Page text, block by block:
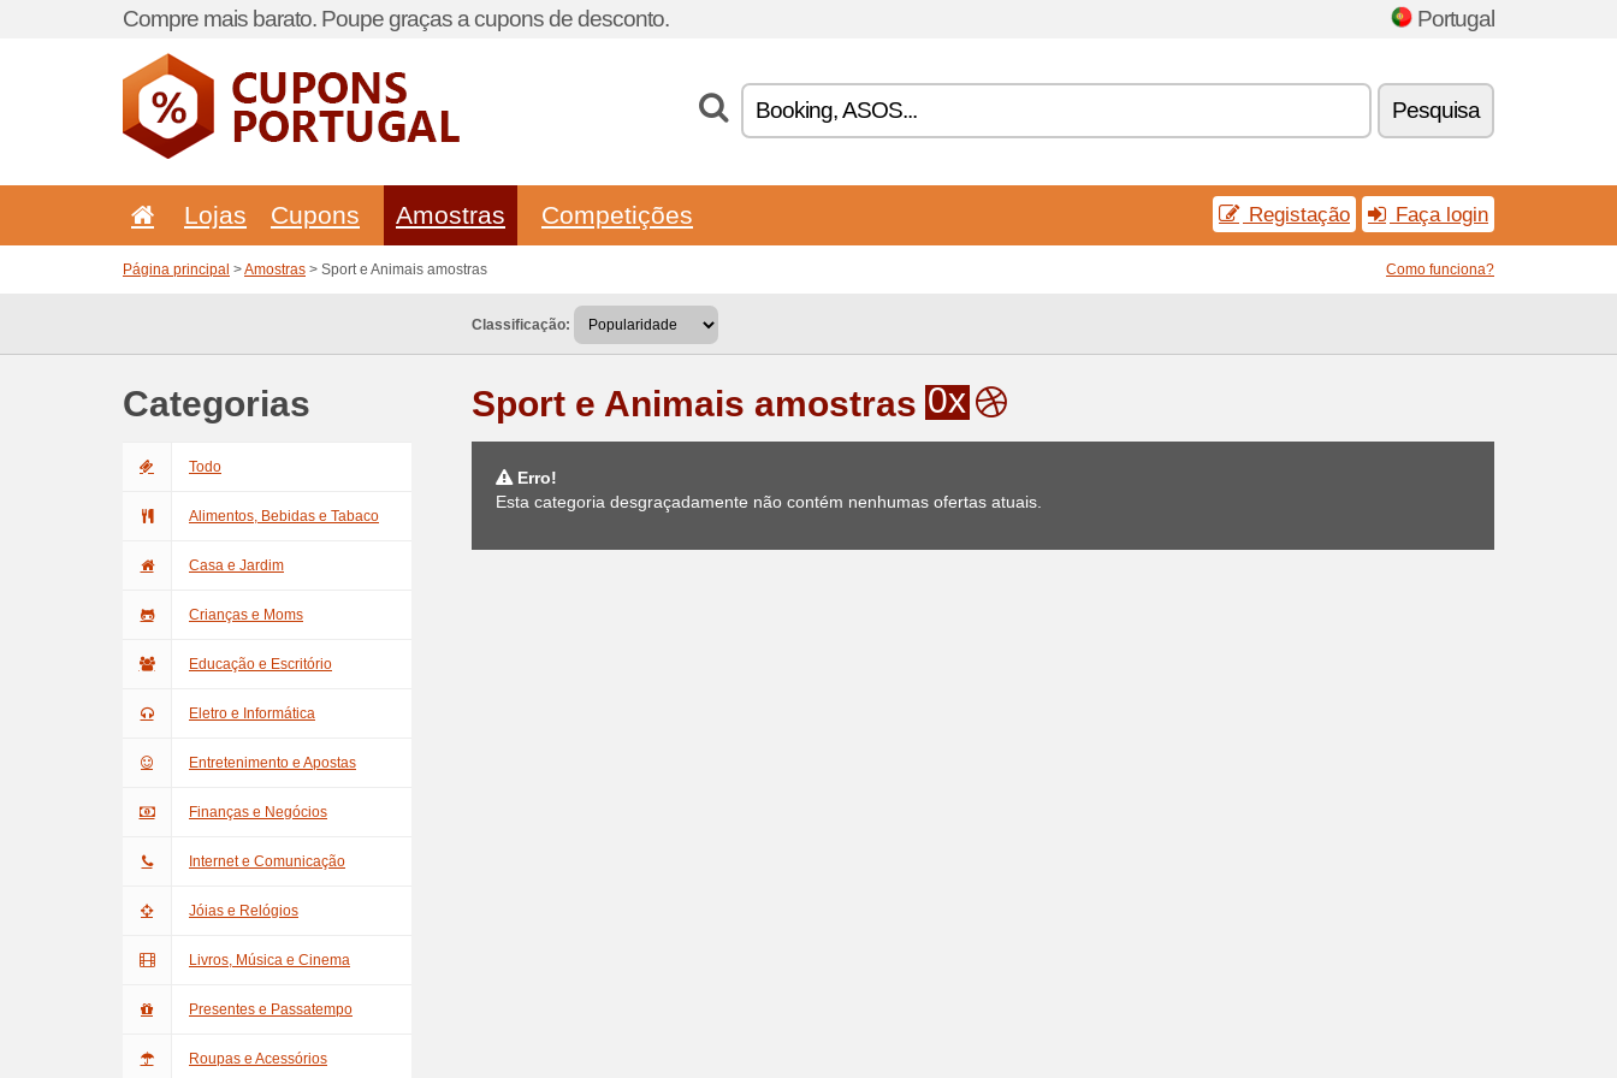
Compre mais barato. Poupe graças a cupons de desconto. Portugal
Pesquisa
Lojas Cupons Amostras Competições Registação Faça login
Página principal >Amostras > Sport e Animais amostras Como funciona?
Classificação:
Categorias
Todo
Alimentos, Bebidas e Tabaco
Casa e Jardim
Crianças e Moms
Educação e Escritório
Eletro e Informática
Entretenimento e Apostas
Finanças e Negócios
Internet e Comunicação
Jóias e Relógios
Livros, Música e Cinema
Presentes e Passatempo
Roupas e Acessórios
Sport e Animais amostras 0x
Erro!
Esta categoria desgraçadamente não contém nenhumas ofertas atuais.